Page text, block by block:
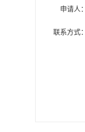
申请人：
联系方式：